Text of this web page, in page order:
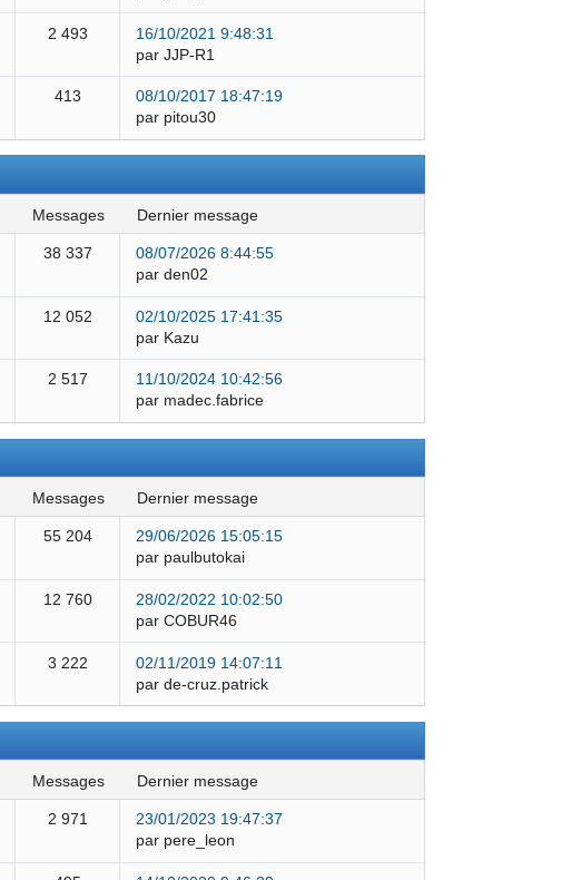
2 493
16/10/2021 9:48:31
par JJP-R1
413
08/10/2017 18:47:19
par pitou30
messages dernier message
38 337
08/07/2026 8:44:55
par den02
12 052
02/10/2025 17:41:35
par Kazu
2 517
11/10/2024 10:42:56
par madec.fabrice
messages dernier message
55 204
29/06/2026 15:05:15
par paulbutokai
12 760
28/02/2022 10:02:50
par COBUR46
3 222
02/11/2019 14:07:11
par de-cruz.patrick
messages dernier message
2 971
23/01/2023 19:47:37
par pere_leon